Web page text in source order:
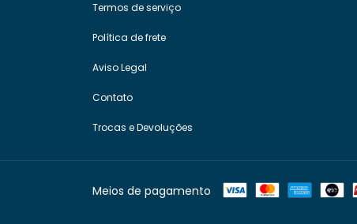
Termos de serviço
Política de frete
Aviso Legal
Contato
Trocas e Devoluções
Meios de pagamento